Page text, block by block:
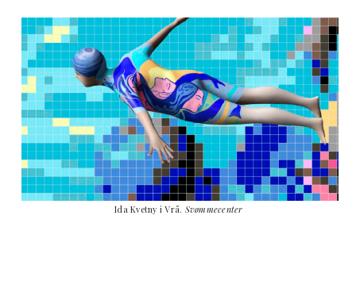
Ida Kvetny i Vrå. Svømmecenter